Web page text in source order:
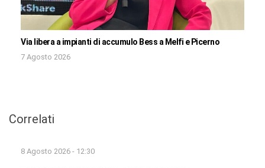
Via libera a impianti di accumulo Bess a Melfi e Picerno
7 Agosto 2026
Correlati
8 Agosto 2026 - 12:30